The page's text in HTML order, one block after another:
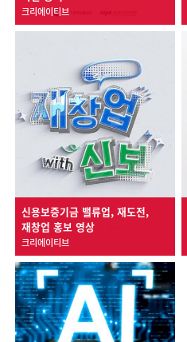
크리에이티브
신용보증기금 밸류업, 재도전,
재창업 홍보 영상
크리에이티브